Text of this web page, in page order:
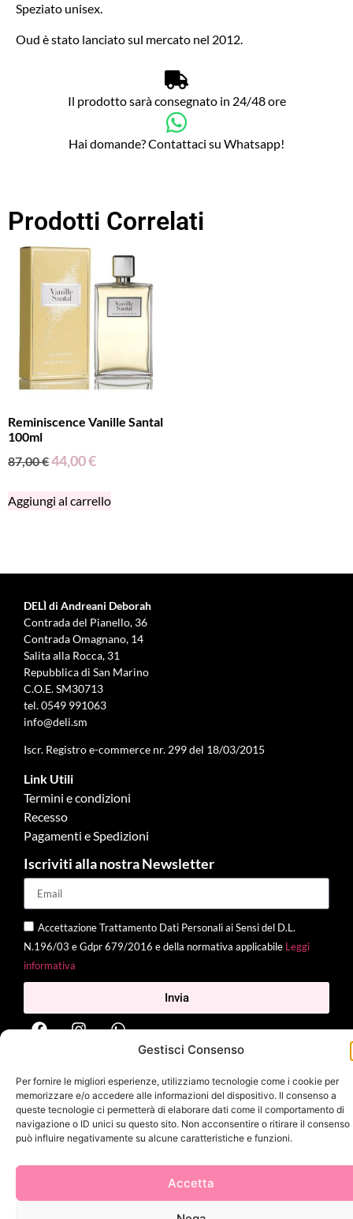
Gestisci Consenso
Per fornire le migliori esperienze, utilizziamo tecnologie come i cookie per
memorizzare e/o accedere alle informazioni del dispositivo. Il consenso a
queste tecnologie ci permetterà di elaborare dati come il comportamento di
navigazione o ID unici su questo sito. Non acconsentire o ritirare il consenso
può influire negativamente su alcune caratteristiche e funzioni.
Accetta
Speziato unisex.
Oud è stato lanciato sul mercato nel 2012.
Il prodotto sarà consegnato in 24/48 ore
Hai domande? Contattaci su Whatsapp!
Prodotti Correlati
Reminiscence Vanille Santal
100ml
87,00€44,00€
Aggiungi al carrello
DELÌ di Andreani Deborah
Contrada del Pianello, 36
Contrada Omagnano, 14
Salita alla Rocca, 31
Repubblica di San Marino
C.O.E. SM30713
tel.0549 991063
info@deli.sm
Iscr. Registro e-commerce nr. 299 del 18/03/2015
Link Utili
Termini e condizioni
Recesso
Pagamenti e Spedizioni
Iscriviti alla nostra Newsletter
Accettazione Trattamento Dati Personali ai Sensi del D.L.
N.196/03 e Gdpr 679/2016 e della normativa applicabile Leggi
informativa
Invia
2025 Delì | Privacy Policy|Cookie Policy| Made with by Jenny
Mina